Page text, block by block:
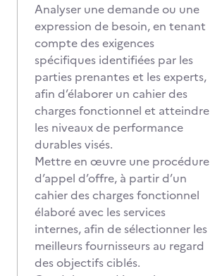
Analyser une demande ou une
expression de besoin, en tenant
compte des exigences
spécifiques identifiées par les
parties prenantes et les experts,
afin d’élaborer un cahier des
charges fonctionnel et atteindre
les niveaux de performance
durables visés.
Mettre en œuvre une procédure
d’appel d’offre, à partir d’un
cahier des charges fonctionnel
élaboré avec les services
internes, afin de sélectionner les
meilleurs fournisseurs au regard
des objectifs ciblés.